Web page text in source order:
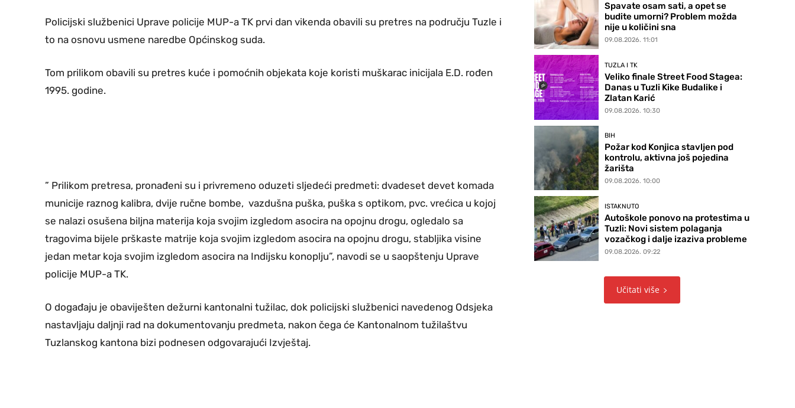
Policijski službenici Uprave policije MUP-a TK prvi dan vikenda obavili su pretres na području Tuzle i
to na osnovu usmene naredbe Općinskog suda.
Tom prilikom obavili su pretres kuće i pomoćnih objekata koje koristi muškarac inicijala E.D. rođen
1995. godine.
” Prilikom pretresa, pronađeni su i privremeno oduzeti sljedeći predmeti: dvadeset devet komada
municije raznog kalibra, dvije ručne bombe, vazdušna puška, puška s optikom, pvc. vrećica u kojoj
se nalazi osušena biljna materija koja svojim izgledom asocira na opojnu drogu, ogledalo sa
tragovima bijele prškaste matrije koja svojim izgledom asocira na opojnu drogu, stabljika visine
jedan metar koja svojim izgledom asocira na Indijsku konoplju”, navodi se u saopštenju Uprave
policije MUP-a TK.
O događaju je obaviješten dežurni kantonalni tužilac, dok policijski službenici navedenog Odsjeka
nastavljaju daljnji rad na dokumentovanju predmeta, nakon čega će Kantonalnom tužilaštvu
Tuzlanskog kantona bizi podnesen odgovarajući Izvještaj.
Spavate osam sati, a opet se
budite umorni? Problem možda
nije u količini sna
09.08.2026. 11:01
TUZLA I TK
Veliko finale Street Food Stagea:
Danas u Tuzli Kike Budalike i
Zlatan Karić
09.08.2026. 10:30
BIH
Požar kod Konjica stavljen pod
kontrolu, aktivna još pojedina
žarišta
09.08.2026. 10:00
ISTAKNUTO
Autoškole ponovo na protestima u
Tuzli: Novi sistem polaganja
vozačkog i dalje izaziva probleme
09.08.2026. 09:22
Učitati više